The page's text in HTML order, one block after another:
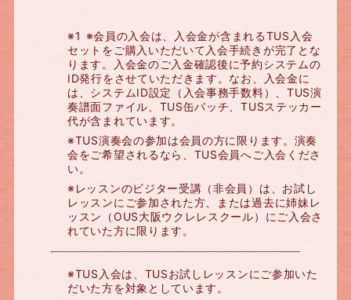
※1 ※会員の入会は、入会金が含まれるTUS入会
セットをご購入いただいて入会手続きが完了とな
ります。入会金のご入金確認後に予約システムの
ID発行をさせていただきます。なお、入会金に
は、システムID設定（入会事務手数料）、TUS演
奏譜面ファイル、TUS缶バッチ、TUSステッカー
代が含まれています。
※TUS演奏会の参加は会員の方に限ります。演奏
会をご希望されるなら、TUS会員へご入会くださ
い。
※レッスンのビジター受講（非会員）は、お試し
レッスンにご参加された方、または過去に姉妹レ
ッスン（OUS大阪ウクレレスクール）にご入会さ
れていた方に限ります。
※TUS入会は、TUSお試しレッスンにご参加いた
だいた方を対象としています。